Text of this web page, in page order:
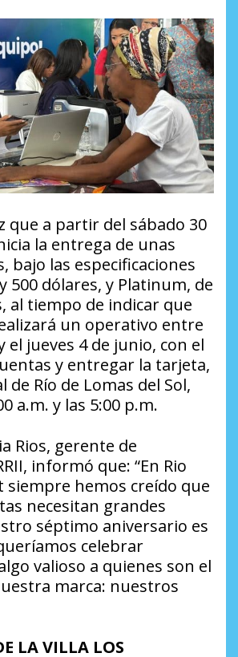
que a partir del sábado 30
la entrega de unas
bajo las especificaciones
500 dólares, y Platinum, de
al tiempo de indicar que
un operativo entre
el jueves 4 de junio, con el
y entregar la tarjeta,
de Río de Lomas del Sol,
a.m. y las 5:00 p.m.
Rios, gerente de
informó que: “En Rio
siempre hemos creído que
necesitan grandes
séptimo aniversario es
celebrar
valioso a quienes son el
marca: nuestros
LA VILLA LOS